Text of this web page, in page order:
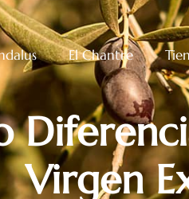
El Chantre
Virgen